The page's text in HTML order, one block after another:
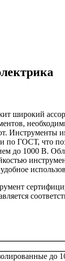
широкий
Инструменты
по ГОСТ, что
до 1000 В.
до